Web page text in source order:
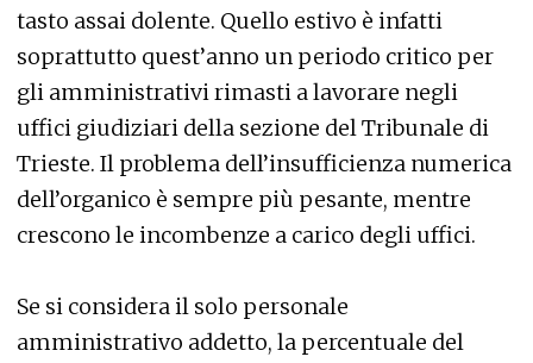
tasto assai dolente. Quello estivo è infatti
soprattutto quest’anno un periodo critico per
gli amministrativi rimasti a lavorare negli
uffici giudiziari della sezione del Tribunale di
Trieste. Il problema dell’insufficienza numerica
dell’organico è sempre più pesante, mentre
crescono le incombenze a carico degli uffici.
Se si considera il solo personale
amministrativo addetto, la percentuale del